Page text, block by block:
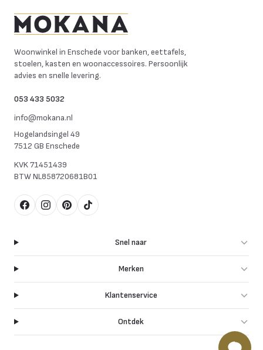
Woonwinkel in Enschede voor banken, eettafels,
stoelen, kasten en woonaccessoires. Persoonlijk
advies en snelle levering.
053 433 5032
info@mokana.nl
Hogelandsingel 49
7512 GB Enschede
KVK71451439
BTWNL858720681B01
FacebookInstagram
Pinterest
TikTok
Snel naar
Merken
Klantenservice
Ontdek